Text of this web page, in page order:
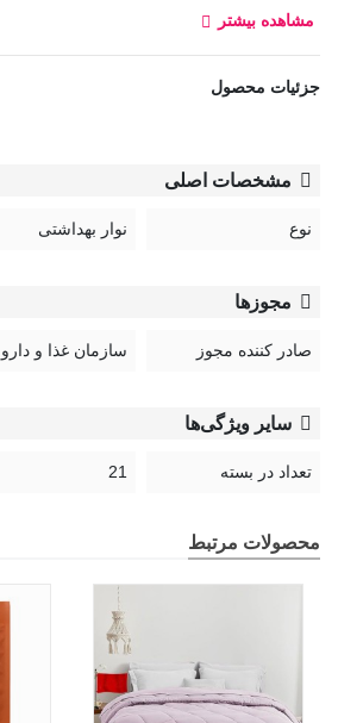
نوار بهداشتی بالدار اولترا خیلی نازک مای
فوق العاده نرم با تکنولوژی ایرلید باعث
را به داخل نوار انتقال دهد و در نتیجه
بهداشتی، آن را روی وسط لباس زیر
شدن یا هر 4 تا 6 ساعت یک‌بار تعویض کنید.
مشاهده بیشتر
جزئیات محصول
مشخصات اصلی
نوع نوار بهداشتی
مجوزها
صادر کننده مجوز سازمان غذا و دارو
سایر ویژگی‌ها
تعداد در بسته 21
محصولات مرتبط